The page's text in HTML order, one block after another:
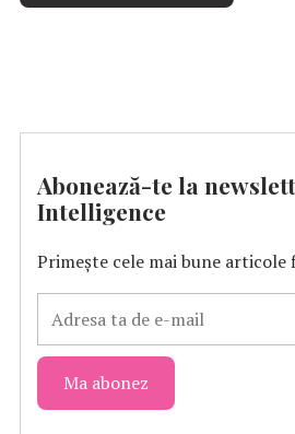
Abonează-te la
Intelligence
Primește cele mai bune articole